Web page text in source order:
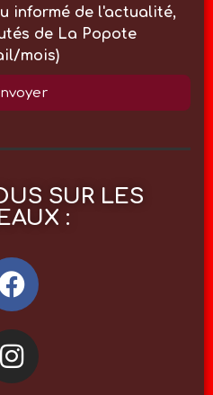
informé de l'actualité,
de La Popote
mois)
SUR LES
: